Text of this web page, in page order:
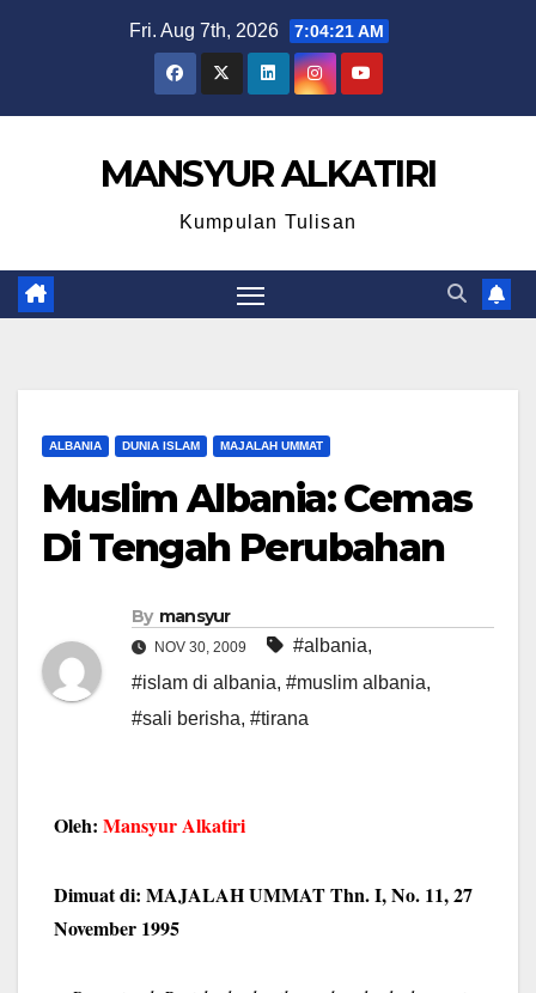
Fri. Aug 7th, 2026 7:04:22 AM
MANSYUR ALKATIRI
Kumpulan Tulisan
ALBANIA DUNIA ISLAM MAJALAH UMMAT
Muslim Albania: Cemas
Di Tengah Perubahan
By mansyur
NOV 30, 2009 #albania,
#islam di albania, #muslim albania,
#sali berisha, #tirana
Oleh: Mansyur Alkatiri
Dimuat di: MAJALAH UMMAT Thn. I, No. 11, 27
November 1995